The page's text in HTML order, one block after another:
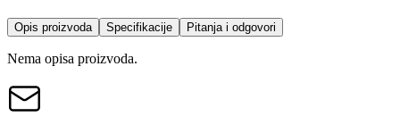
Opis proizvoda Specifikacije Pitanja i odgovori
Nema opisa proizvoda.